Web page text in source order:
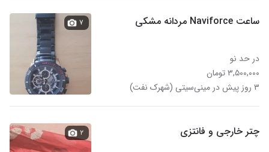
ساعت Naviforce مردانه مشکی
در حد نو
۳,۵۰۰,۰۰۰ تومان
۳ روز پیش در مینی‌سیتی (شهرک نفت)
۷
چتر خارجی و فانتزی ۲